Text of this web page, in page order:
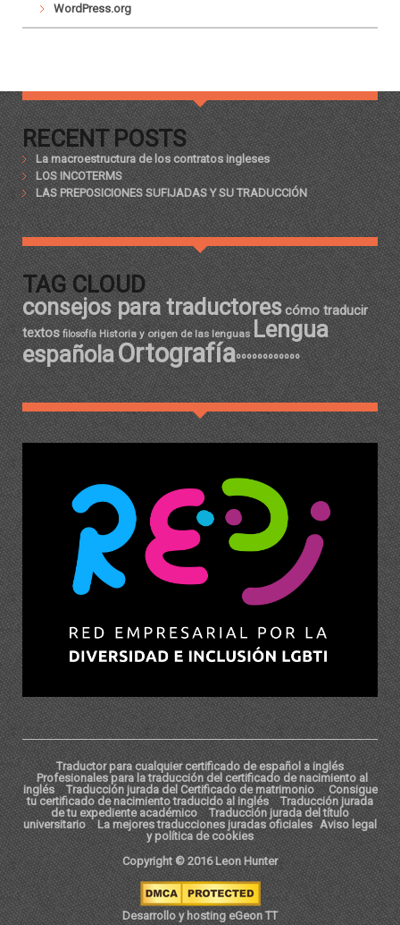
WordPress.org
RECENT POSTS
La macroestructura de los contratos ingleses
LOS INCOTERMS
LAS PREPOSICIONES SUFIJADAS Y SU TRADUCCIÓN
TAG CLOUD
consejos para traductorescómo traducir
textos filosofía Historia y origen de las lenguas Lengua
españolaOrtografíaºººººººººººº
Traductor para cualquier certificado de español a inglés
Profesionales para la traducción del certificado de nacimiento al
inglés
Traducción jurada del Certificado de matrimonio
Consigue
tu certificado de nacimiento traducido al inglés
Traducción jurada
de tu expediente académico
Traducción jurada del título
universitario
La mejores traducciones juradas oficiales Aviso legal
y política de cookies
Copyright © 2016 Leon Hunter
Desarrollo y hosting eGeon TT